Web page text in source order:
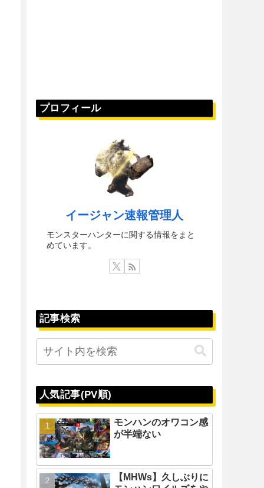
プロフィール
イージャン速報管理人
モンスターハンターに関する情報をまと
めています。
記事検索
人気記事(PV順)
モンハンのオワコン感
が半端ない
【MHWs】久しぶりに